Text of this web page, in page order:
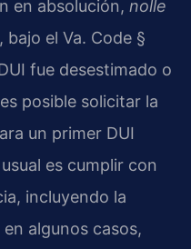
en absolución, nolle
el Va. Code §
fue desestimado o
posible solicitar la
un primer DUI
es cumplir con
incluyendo la
algunos casos,